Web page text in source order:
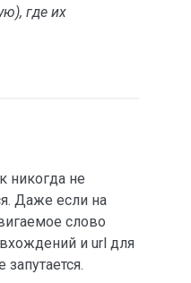
где их
никогда не
Даже если на
слово
и url для